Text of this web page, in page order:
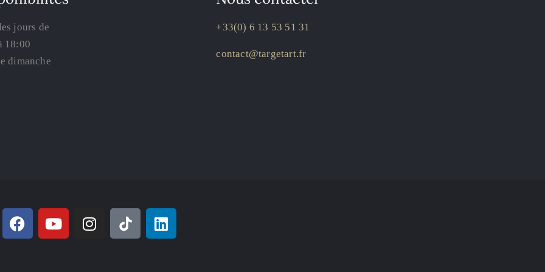
jours de
18:00
dimanche
+33(0) 6 13 53 51 31
contact@targetart.fr